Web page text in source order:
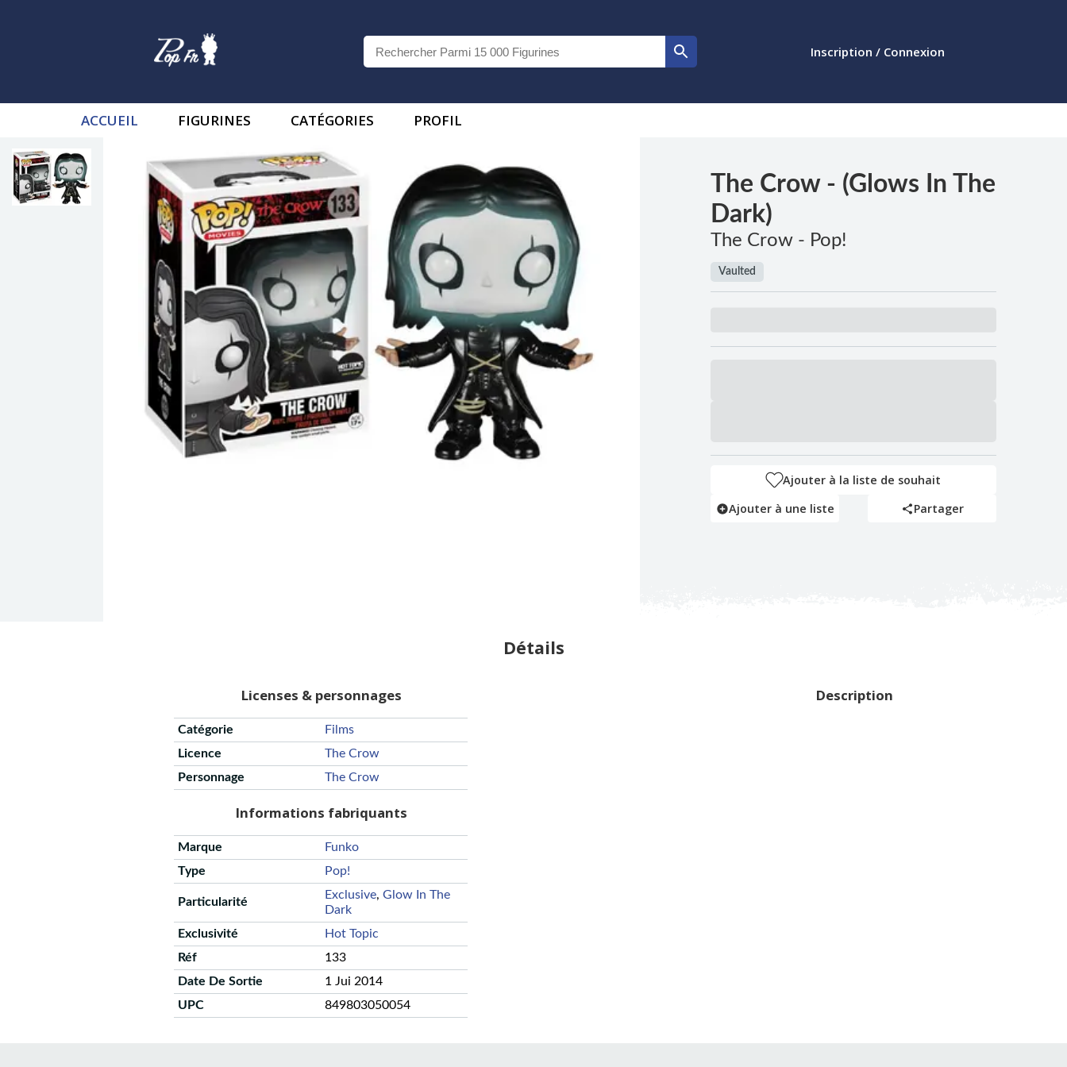
Inscription / Connexion
ACCUEIL FIGURINES CATÉGORIES PROFIL
The Crow - (Glows In The
Dark)
The Crow - Pop!
Vaulted
Ajouter à la liste de souhait
Ajouter à une liste
Partager
Détails
Licenses & personnages
Catégorie
Films
Licence
The Crow
Personnage
The Crow
Informations fabriquants
Marque
Funko
Type
Pop!
Particularité
Exclusive, Glow In The
Dark
Exclusivité
Hot Topic
Réf
133
Date De Sortie
1 Jui 2014
UPC
849803050054
Description